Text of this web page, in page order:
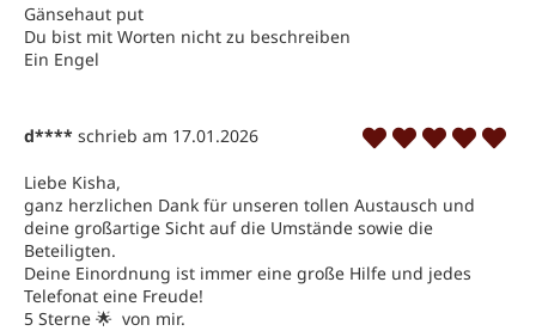
Gänsehaut put
Du bist mit Worten nicht zu beschreiben
Ein Engel
d**** schrieb am 17.01.2026
Liebe Kisha,
ganz herzlichen Dank für unseren tollen Austausch und
deine großartige Sicht auf die Umstände sowie die
Beteiligten.
Deine Einordnung ist immer eine große Hilfe und jedes
Telefonat eine Freude!
5 Sterne 🌟  von mir.